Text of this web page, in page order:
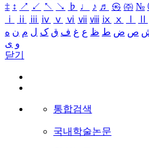
‡ ↕ ↗ ↙ ↖ ↘ ♭ ♩ ♪ ♬ ㉿ ㈜ №
ⅰ
ⅱ ⅲ ⅳ ⅴ ⅵ ⅶ ⅷ ⅸ ⅹ
ص ض ط ظ ع غ ف ق ک ل م ن ه
و ی
닫기
통합검색
국내학술논문